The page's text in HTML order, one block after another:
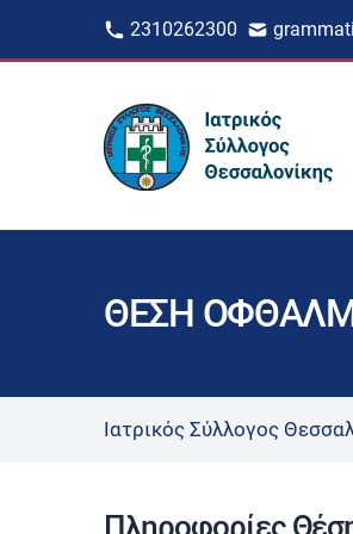
2310262300
ΘΕΣΗ
Ιατρικός Σύλλογος
Πληροφορίες